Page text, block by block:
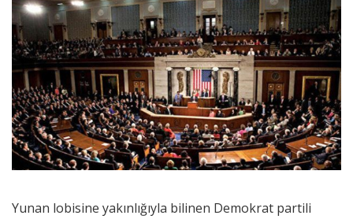
Yunan lobisine yakınlığıyla bilinen Demokrat partili